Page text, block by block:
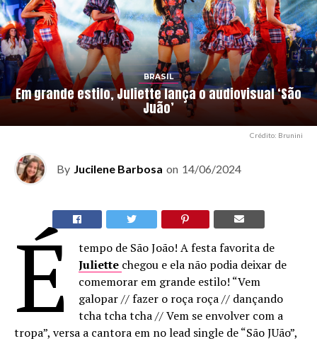
BRASIL
Em grande estilo, Juliette lança o audiovisual ‘São
Juão’
Crédito: Brunini
By Jucilene Barbosa on 14/06/2024
É
tempo de São João! A festa favorita de
Juliette chegou e ela não podia deixar de
comemorar em grande estilo! “Vem
galopar // fazer o roça roça // dançando
tcha tcha tcha // Vem se envolver com a
tropa”, versa a cantora em no lead single de “São JUão”,